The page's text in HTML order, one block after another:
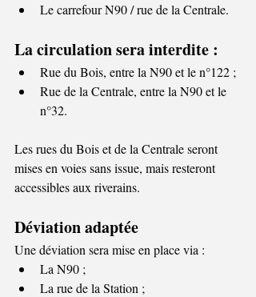
Le carrefour N90 / rue de la Centrale.
La circulation sera interdite :
Rue du Bois, entre la N90 et le n°122 ;
Rue de la Centrale, entre la N90 et le
n°32.
Les rues du Bois et de la Centrale seront
mises en voies sans issue, mais resteront
accessibles aux riverains.
Déviation adaptée
Une déviation sera mise en place via :
La N90 ;
La rue de la Station ;